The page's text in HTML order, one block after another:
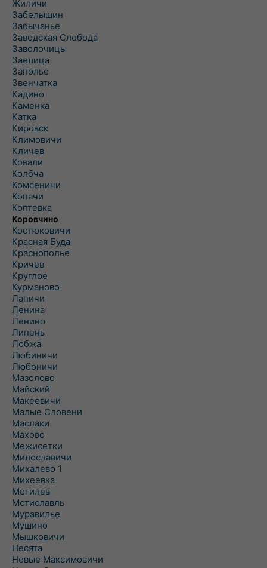
Жиличи
Забелышин
Забычанье
Заводская Слобода
Заволочицы
Заелица
Заполье
Звенчатка
Кадино
Каменка
Катка
Кировск
Климовичи
Кличев
Ковали
Колбча
Комсеничи
Копачи
Коптевка
Коровчино
Костюковичи
Красная Буда
Краснополье
Кричев
Круглое
Курманово
Лапичи
Ленина
Ленино
Липень
Лобжа
Любиничи
Любоничи
Мазолово
Майский
Макеевичи
Малые Словени
Маслаки
Махово
Межисетки
Милославичи
Михалево 1
Михеевка
Могилев
Мстиславль
Муравилье
Мушино
Мышковичи
Несята
Новые Максимовичи